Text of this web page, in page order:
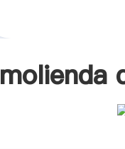
molienda